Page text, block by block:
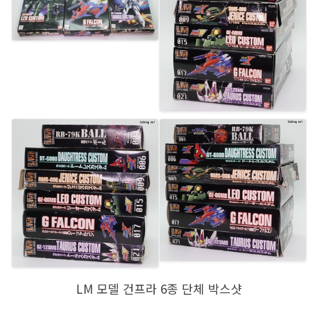
LM 모델 건프라 6종 단체 박스샷